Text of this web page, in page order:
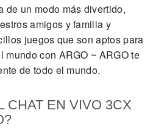
de un modo más divertido,
amigos y familia y
juegos que son aptos para
mundo con ARGO ~ ARGO te
de todo el mundo.
CHAT EN VIVO 3CX